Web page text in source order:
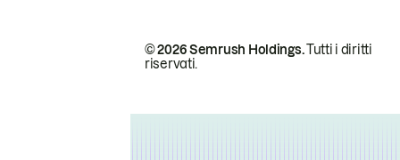
© 2026 Semrush Holdings.Tutti i diritti
riservati.